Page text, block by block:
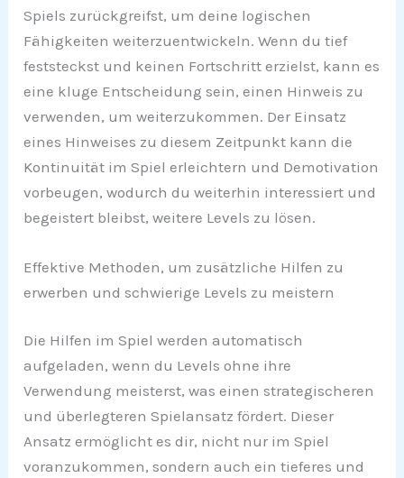
Spiels zurückgreifst, um deine logischen
Fähigkeiten weiterzuentwickeln. Wenn du tief
feststeckst und keinen Fortschritt erzielst, kann es
eine kluge Entscheidung sein, einen Hinweis zu
verwenden, um weiterzukommen. Der Einsatz
eines Hinweises zu diesem Zeitpunkt kann die
Kontinuität im Spiel erleichtern und Demotivation
vorbeugen, wodurch du weiterhin interessiert und
begeistert bleibst, weitere Levels zu lösen.
Effektive Methoden, um zusätzliche Hilfen zu
erwerben und schwierige Levels zu meistern
Die Hilfen im Spiel werden automatisch
aufgeladen, wenn du Levels ohne ihre
Verwendung meisterst, was einen strategischeren
und überlegteren Spielansatz fördert. Dieser
Ansatz ermöglicht es dir, nicht nur im Spiel
voranzukommen, sondern auch ein tieferes und